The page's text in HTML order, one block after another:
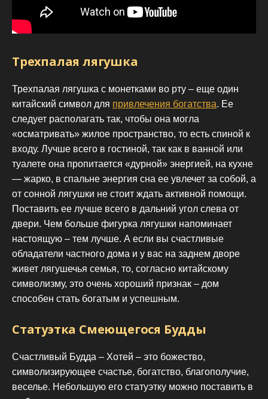
Трехпалая лягушка
Трехпалая лягушка с монетками во рту – еще один
китайский символ для привлечения богатства. Ее
следует располагать так, чтобы она могла
«осматривать» жилое пространство, то есть спиной к
входу. Лучше всего в гостиной, так как в ванной или
туалете она пропитается «дурной» энергией, на кухне
— жарко, в спальне энергия сна ее увлечет за собой, а
от сонной лягушки не стоит ждать активной помощи.
Поставить ее лучше всего в дальний угол слева от
двери. Чем больше фигурка лягушки напоминает
настоящую – тем лучше. А если вы счастливые
обладатели частного дома и у вас на заднем дворе
живет лягушечья семья, то, согласно китайскому
символизму, это очень хороший признак – дом
способен стать богатым и успешным.
Статуэтка Смеющегося Будды
Счастливый Будда – Хотей – это божество,
символизирующее счастье, богатство, благополучие,
веселье. Небольшую его статуэтку можно поставить в